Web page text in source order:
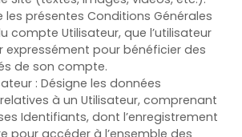
les présentes Conditions Générales
compte Utilisateur, que l’utilisateur
pour bénéficier des
de son compte.
: Désigne les données
à un Utilisateur, comprenant
Identifiants, dont l’enregistrement